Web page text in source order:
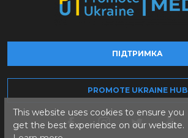
This website uses cookies to ensure you
get the best experience on our website.
ПІДТРИМКА
PROMOTE UKRAINE HUB